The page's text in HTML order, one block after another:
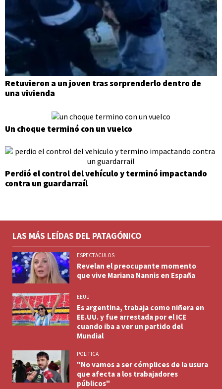
Retuvieron a un joven tras sorprenderlo dentro de
una vivienda
Un choque terminó con un vuelco
Perdió el control del vehículo y terminó impactando
contra un guardarraíl
LAS MÁS LEÍDAS DEL PATAGÓNICO
ESPECTACULOS
Revelan el preocupante momento
que vive Mariana Nannis en España
EEUU
Es argentina, trabaja como niñera en
EE.UU. y fue arrestada por el ICE
cuando iba a ver un partido del
Mundial
POLITICA
"No vamos a ser cómplices de la usura
que afecta a los trabajadores
públicos"